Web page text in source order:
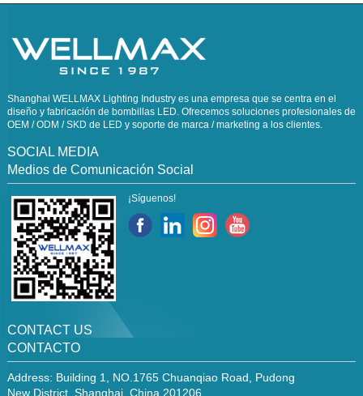
Shanghai WELLMAX Lighting Industry es una empresa que se centra en el
diseño y fabricación de bombillas LED. Ofrecemos soluciones profesionales de
OEM / ODM / SKD de LED y soporte de marca / marketing a los clientes.
SOCIAL MEDIA
Medios de Comunicación Social
¡Síguenos!
CONTACT US
CONTACTO
Address: Building 1, NO.1765 Chuanqiao Road, Pudong
New District, Shanghai, China 201206